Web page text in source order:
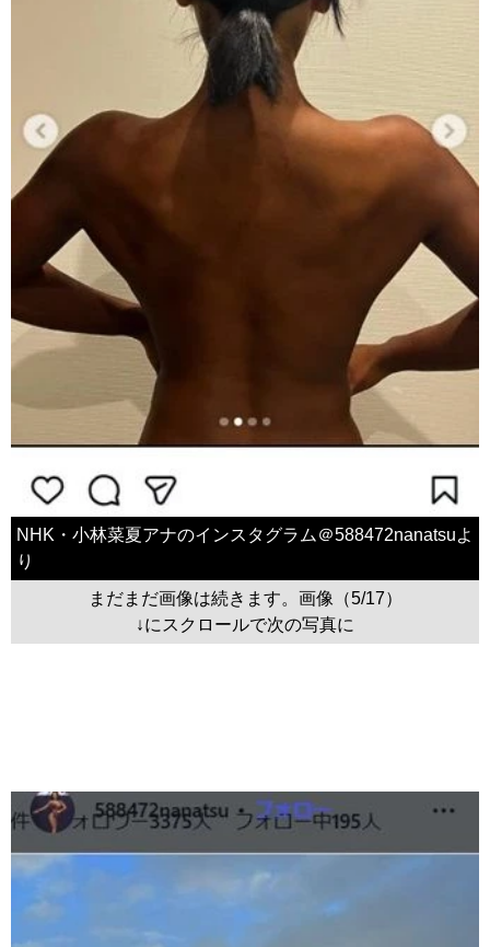
NHK・小林菜夏アナのインスタグラム＠588472nanatsuよ
り
まだまだ画像は続きます。画像（5/17）
↓にスクロールで次の写真に